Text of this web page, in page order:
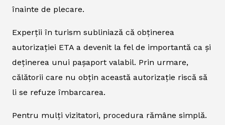
înainte de plecare.
Experții în turism subliniază că obținerea
autorizației ETA a devenit la fel de importantă ca și
deținerea unui pașaport valabil. Prin urmare,
călătorii care nu obțin această autorizație riscă să
li se refuze îmbarcarea.
Pentru mulți vizitatori, procedura rămâne simplă.